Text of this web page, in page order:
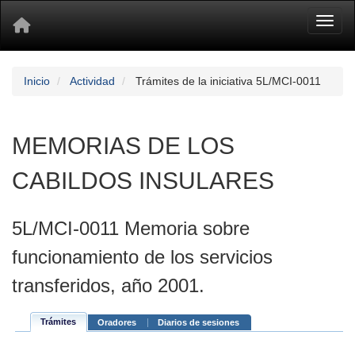
Inicio Actividad Trámites de la iniciativa 5L/MCI-0011
MEMORIAS DE LOS
CABILDOS INSULARES
5L/MCI-0011 Memoria sobre
funcionamiento de los servicios
transferidos, año 2001.
Trámites Oradores Diarios de sesiones